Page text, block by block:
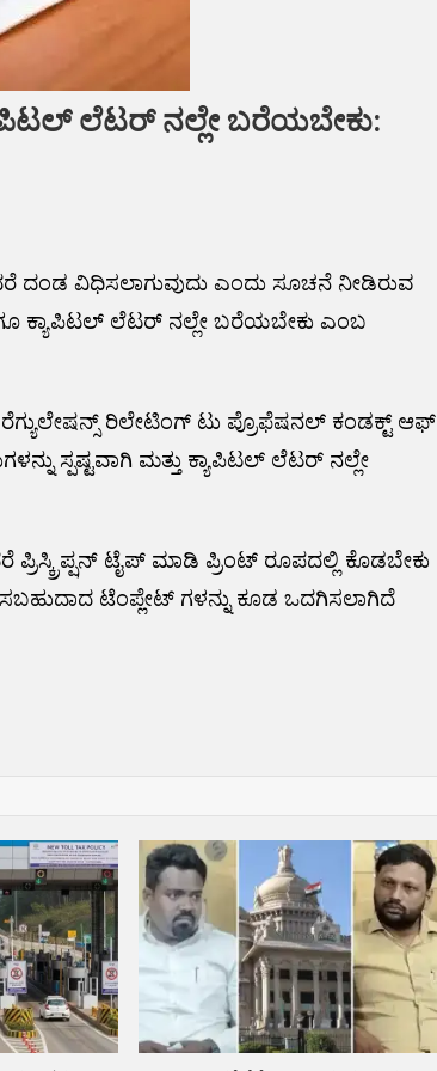
ಲೆಟರ್ ನಲ್ಲೇ ಬರೆಯಬೇಕು:
ದಂಡ ವಿಧಿಸಲಾಗುವುದು ಎಂದು ಸೂಚನೆ ನೀಡಿರುವ
ಕ್ಯಾಪಿಟಲ್ ಲೆಟರ್ ನಲ್ಲೇ ಬರೆಯಬೇಕು ಎಂಬ
ರಿಲೇಟಿಂಗ್ ಟು ಪ್ರೊಫೆಷನಲ್ ಕಂಡಕ್ಟ್ ಆಫ್
ಸ್ಪಷ್ಟವಾಗಿ ಮತ್ತು ಕ್ಯಾಪಿಟಲ್ ಲೆಟರ್ ನಲ್ಲೇ
ಪ್ರಿಸ್ಕ್ರಿಪ್ಷನ್ ಟೈಪ್ ಮಾಡಿ ಪ್ರಿಂಟ್ ರೂಪದಲ್ಲಿ ಕೊಡಬೇಕು
ಟೆಂಪ್ಲೇಟ್ ಗಳನ್ನು ಕೂಡ ಒದಗಿಸಲಾಗಿದೆ